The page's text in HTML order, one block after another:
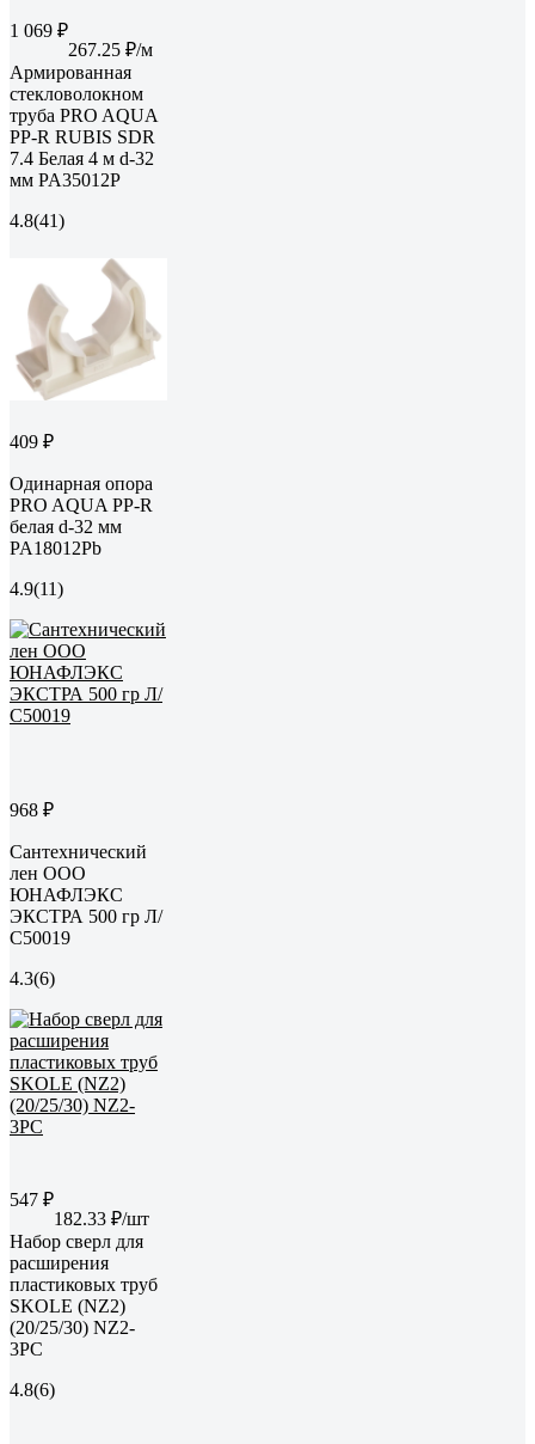
1 069 ₽
267.25 ₽/м
Армированная
стекловолокном
труба PRO AQUA
PP-R RUBIS SDR
7.4 Белая 4 м d-32
мм PA35012P
4.8(41)
409 ₽
Одинарная опора
PRO AQUA PP-R
белая d-32 мм
PA18012Pb
4.9(11)
968 ₽
Сантехнический
лен ООО
ЮНАФЛЭКС
ЭКСТРА 500 гр Л/
С50019
4.3(6)
547 ₽
182.33 ₽/шт
Набор сверл для
расширения
пластиковых труб
SKOLE (NZ2)
(20/25/30) NZ2-
3PC
4.8(6)